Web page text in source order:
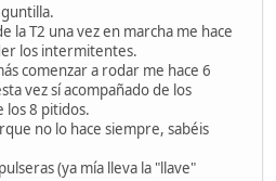
la T2 una vez en marcha me hace
los intermitentes.
comenzar a rodar me hace 6
vez sí acompañado de los
8 pitidos.
no lo hace siempre, sabéis
(ya mía lleva la "llave"